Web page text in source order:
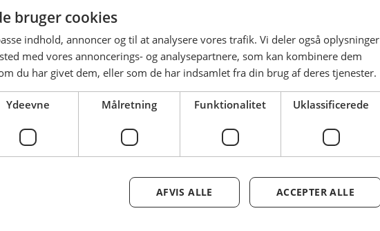
bruger cookies
indhold, annoncer og til at analysere vores trafik. Vi deler også oplysninger
med vores annoncerings- og analysepartnere, som kan kombinere dem
du har givet dem, eller som de har indsamlet fra din brug af deres tjenester.
Ydeevne Målretning Funktionalitet Uklassificerede
ACCEPTER ALLE
AFVIS ALLE